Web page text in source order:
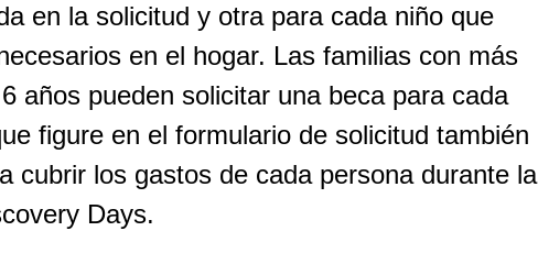
en la solicitud y otra para cada niño que
en el hogar. Las familias con más
años pueden solicitar una beca para cada
figure en el formulario de solicitud también
cubrir los gastos de cada persona durante la
Days.